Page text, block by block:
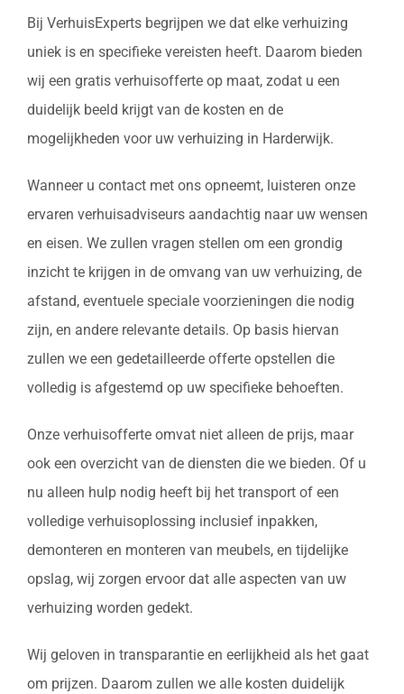
Bij VerhuisExperts begrijpen we dat elke verhuizing
uniek is en specifieke vereisten heeft. Daarom bieden
wij een gratis verhuisofferte op maat, zodat u een
duidelijk beeld krijgt van de kosten en de
mogelijkheden voor uw verhuizing in Harderwijk.
Wanneer u contact met ons opneemt, luisteren onze
ervaren verhuisadviseurs aandachtig naar uw wensen
en eisen. We zullen vragen stellen om een grondig
inzicht te krijgen in de omvang van uw verhuizing, de
afstand, eventuele speciale voorzieningen die nodig
zijn, en andere relevante details. Op basis hiervan
zullen we een gedetailleerde offerte opstellen die
volledig is afgestemd op uw specifieke behoeften.
Onze verhuisofferte omvat niet alleen de prijs, maar
ook een overzicht van de diensten die we bieden. Of u
nu alleen hulp nodig heeft bij het transport of een
volledige verhuisoplossing inclusief inpakken,
demonteren en monteren van meubels, en tijdelijke
opslag, wij zorgen ervoor dat alle aspecten van uw
verhuizing worden gedekt.
Wij geloven in transparantie en eerlijkheid als het gaat
om prijzen. Daarom zullen we alle kosten duidelijk